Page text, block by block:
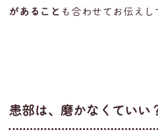
があること も合わせてお伝えし
患部は、磨かなくていい